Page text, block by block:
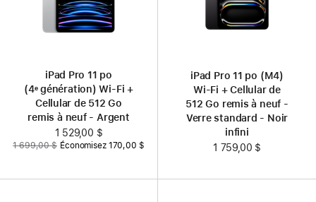
iPad Pro 11 po
(4ᵉ génération) Wi‑Fi +
Cellular de 512 Go
remis à neuf - Argent
Nouveau
prix
1 529,00 $
Auparavant
1 699,00 $ Économisez 170,00 $
iPad Pro 11 po (M4)
Wi-Fi + Cellular de
512 Go remis à neuf -
Verre standard - Noir
infini
1 759,00 $